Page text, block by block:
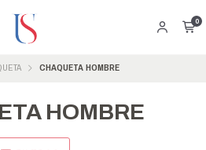
0
CHAQUETA HOMBRE
HOMBRE